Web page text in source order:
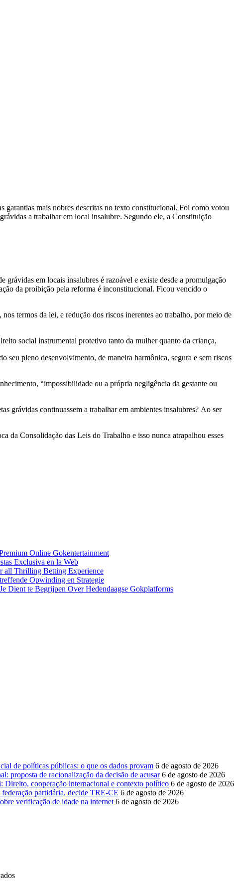
garantias mais nobres descritas no texto constitucional. Foi como votou
a trabalhar em local insalubre. Segundo ele, a Constituição
em locais insalubres é razoável e existe desde a promulgação
da proibição pela reforma é inconstitucional. Ficou vencido o
termos da lei, e redução dos riscos inerentes ao trabalho, por meio de
social instrumental protetivo tanto da mulher quanto da criança,
seu pleno desenvolvimento, de maneira harmônica, segura e sem riscos
“impossibilidade ou a própria negligência da gestante ou
grávidas continuassem a trabalhar em ambientes insalubres? Ao ser
da Consolidação das Leis do Trabalho e isso nunca atrapalhou esses
Online Gokentertainment
Exclusiva en la Web
all Thrilling Betting Experience
Opwinding en Strategie
Dient te Begrijpen Over Hedendaagse Gokplatforms
de políticas públicas: o que os dados provam 6 de agosto de 2026
proposta de racionalização da decisão de acusar 6 de agosto de 2026
Direito, cooperação internacional e contexto político 6 de agosto de 2026
partidária, decide TRE-CE 6 de agosto de 2026
verificação de idade na internet 6 de agosto de 2026